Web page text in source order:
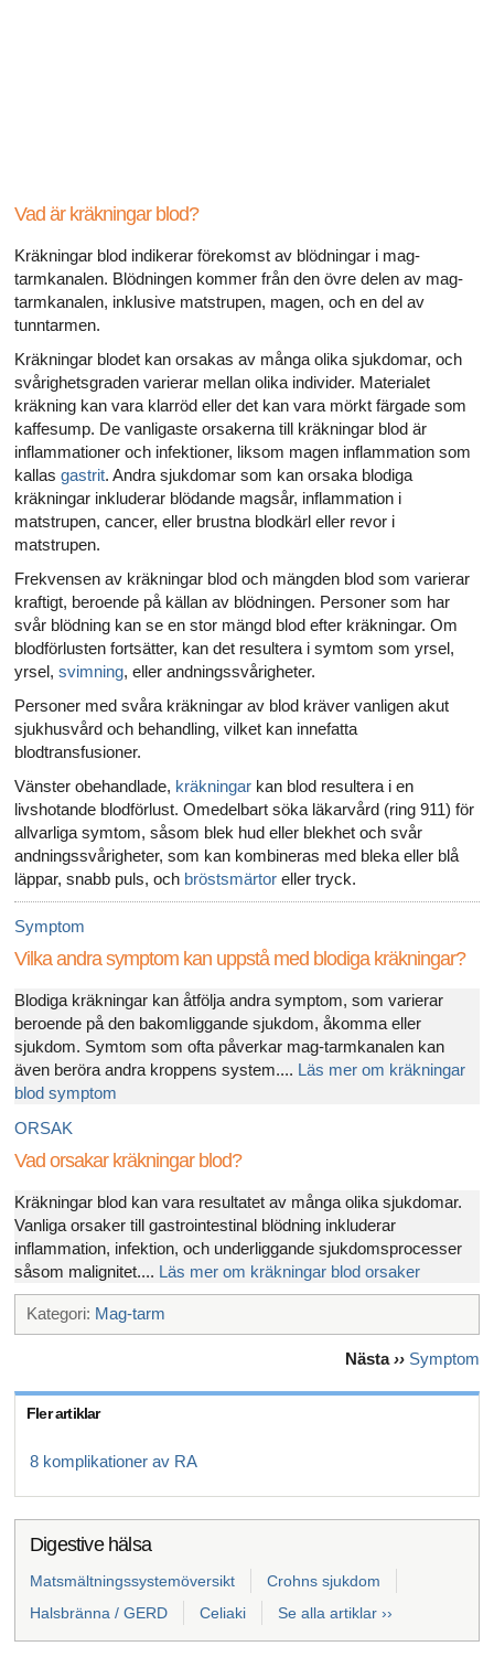
Alla artiklar om depression och erektil dysfunktion
Alla artiklar om lupus
Vad är kräkningar blod?
Kräkningar blod indikerar förekomst av blödningar i mag-
tarmkanalen. Blödningen kommer från den övre delen av mag-
tarmkanalen, inklusive matstrupen, magen, och en del av
tunntarmen.
Kräkningar blodet kan orsakas av många olika sjukdomar, och
svårighetsgraden varierar mellan olika individer. Materialet
kräkning kan vara klarröd eller det kan vara mörkt färgade som
kaffesump. De vanligaste orsakerna till kräkningar blod är
inflammationer och infektioner, liksom magen inflammation som
kallas gastrit. Andra sjukdomar som kan orsaka blodiga
kräkningar inkluderar blödande magsår, inflammation i
matstrupen, cancer, eller brustna blodkärl eller revor i
matstrupen.
Frekvensen av kräkningar blod och mängden blod som varierar
kraftigt, beroende på källan av blödningen. Personer som har
svår blödning kan se en stor mängd blod efter kräkningar. Om
blodförlusten fortsätter, kan det resultera i symtom som yrsel,
yrsel, svimning, eller andningssvårigheter.
Personer med svåra kräkningar av blod kräver vanligen akut
sjukhusvård och behandling, vilket kan innefatta
blodtransfusioner.
Vänster obehandlade, kräkningar kan blod resultera i en
livshotande blodförlust. Omedelbart söka läkarvård (ring 911) för
allvarliga symtom, såsom blek hud eller blekhet och svår
andningssvårigheter, som kan kombineras med bleka eller blå
läppar, snabb puls, och bröstsmärtor eller tryck.
Symptom
Vilka andra symptom kan uppstå med blodiga kräkningar?
Blodiga kräkningar kan åtfölja andra symptom, som varierar
beroende på den bakomliggande sjukdom, åkomma eller
sjukdom. Symtom som ofta påverkar mag-tarmkanalen kan
även beröra andra kroppens system.... Läs mer om kräkningar
blod symptom
ORSAK
Vad orsakar kräkningar blod?
Kräkningar blod kan vara resultatet av många olika sjukdomar.
Vanliga orsaker till gastrointestinal blödning inkluderar
inflammation, infektion, och underliggande sjukdomsprocesser
såsom malignitet.... Läs mer om kräkningar blod orsaker
Kategori: Mag-tarm
Nästa›› Symptom
Fler artiklar
8 komplikationer av RA
Digestive hälsa
Matsmältningssystemöversikt
Crohns sjukdom
Halsbränna / GERD
Celiaki Se alla artiklar ››